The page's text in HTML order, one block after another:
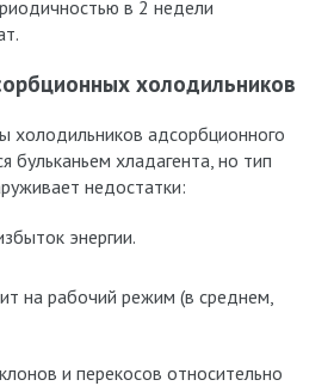
в 2 недели
холодильников
холодильников адсорбционного
бульканьем хладагента, но тип
недостатки:
энергии.
на рабочий режим (в среднем,
и перекосов относительно